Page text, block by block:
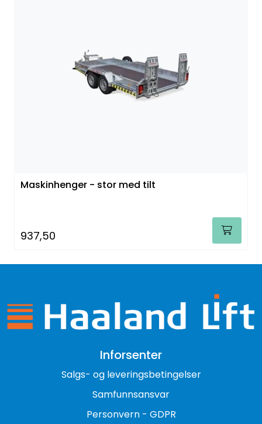
Maskinhenger - stor med tilt
937,50
Inforsenter
Salgs- og leveringsbetingelser
Samfunnsansvar
Personvern - GDPR